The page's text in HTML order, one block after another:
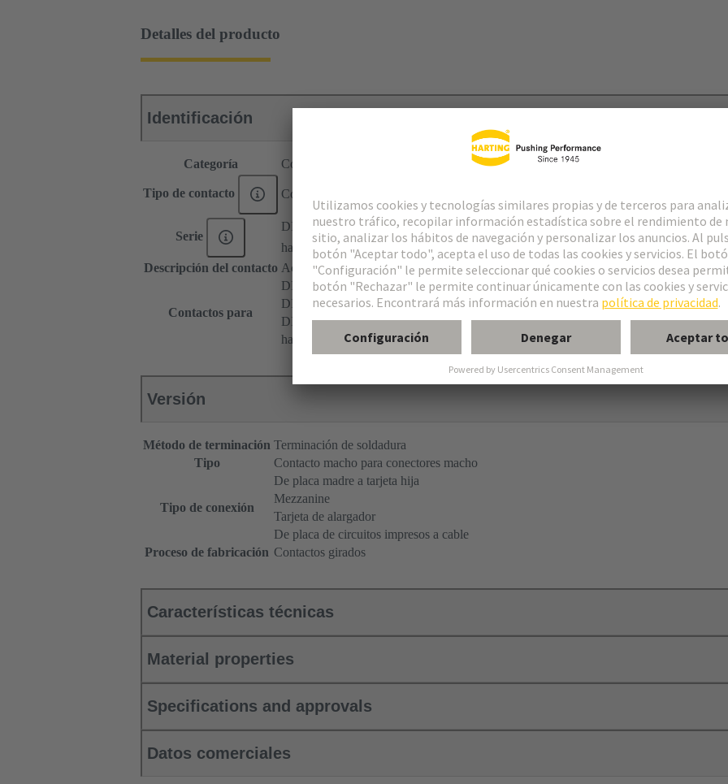
Detalles del producto
Identificación
Categoría Contactos
Tipo de contacto Contacto de soldadura de la placa de circuitos impresos
Serie
DIN 41612
har-modular®
Descripción del contacto Acodado
Contactos para
DIN 41612 Tipo M
DIN 41612 Tipo MH 21+5
DIN 41612 Bauform M 0+2
har-modular® Módulo M, macho, acodado
Versión
Método de terminación Terminación de soldadura
Tipo
Contacto macho para conectores macho
Tipo de conexión
De placa madre a tarjeta hija
Mezzanine
Tarjeta de alargador
De placa de circuitos impresos a cable
Proceso de fabricación Contactos girados
Características técnicas
Material properties
Specifications and approvals
Datos comerciales